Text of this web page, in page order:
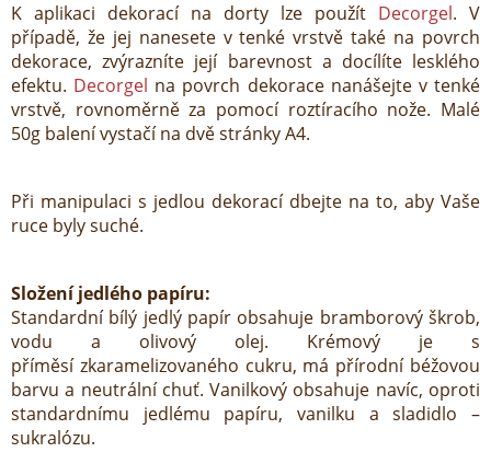
K aplikaci dekorací na dorty lze použít Decorgel. V
případě, že jej nanesete v tenké vrstvě také na povrch
dekorace, zvýrazníte její barevnost a docílíte lesklého
efektu. Decorgel na povrch dekorace nanášejte v tenké
vrstvě, rovnoměrně za pomocí roztíracího nože. Malé
50g balení vystačí na dvě stránky A4.
Při manipulaci s jedlou dekorací dbejte na to, aby Vaše
ruce byly suché.
Složení jedlého papíru:
Standardní bílý jedlý papír obsahuje bramborový škrob,
vodu a olivový olej. Krémový je s
příměsí zkaramelizovaného cukru, má přírodní béžovou
barvu a neutrální chuť. Vanilkový obsahuje navíc, oproti
standardnímu jedlému papíru, vanilku a sladidlo –
sukralózu.